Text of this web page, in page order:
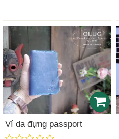
Ví da đựng passport